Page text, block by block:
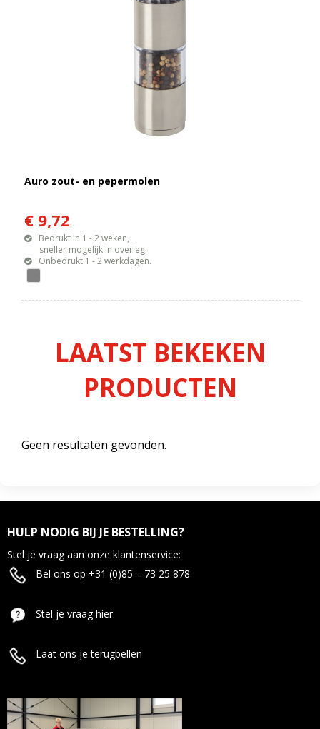
Auro zout- en pepermolen
€ 9,72
Bedrukt in 1 - 2 weken,
sneller mogelijk in overleg.
Onbedrukt 1 - 2 werkdagen.
LAATST BEKEKEN
PRODUCTEN
Geen resultaten gevonden.
HULP NODIG BIJ JE BESTELLING?
Stel je vraag aan onze klantenservice:
Bel ons op +31 (0)85 – 73 25 878
Stel je vraag hier
Laat ons je terugbellen